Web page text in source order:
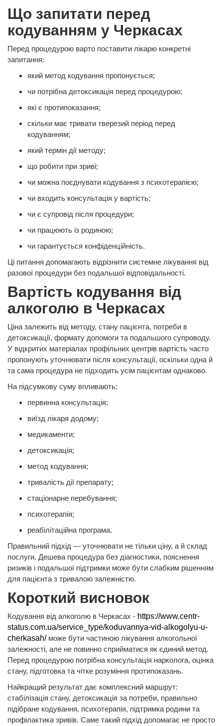
Що запитати перед
кодуванням у Черкасах
Перед процедурою варто поставити лікарю конкретні
запитання:
який метод кодування пропонується;
чи потрібна детоксикація перед процедурою;
які є протипоказання;
скільки має тривати тверезий період перед
кодуванням;
який термін дії методу;
що робити при зриві;
чи можна поєднувати кодування з психотерапією;
чи входить консультація у вартість;
чи є супровід після процедури;
чи працюють із родиною;
чи гарантується конфіденційність.
Ці питання допомагають відрізнити системне лікування від
разової процедури без подальшої відповідальності.
Вартість кодування від
алкоголю в Черкасах
Ціна залежить від методу, стану пацієнта, потреби в
детоксикації, формату допомоги та подальшого супроводу.
У відкритих матеріалах профільних центрів вартість часто
пропонують уточнювати після консультації, оскільки одна й
та сама процедура не підходить усім пацієнтам однаково.
На підсумкову суму впливають:
первинна консультація;
виїзд лікаря додому;
медикаменти;
детоксикація;
метод кодування;
тривалість дії препарату;
стаціонарне перебування;
психотерапія;
реабілітаційна програма.
Правильний підхід — уточнювати не тільки ціну, а й склад
послуги. Дешева процедура без діагностики, пояснення
ризиків і подальшої підтримки може бути слабким рішенням
для пацієнта з тривалою залежністю.
Короткий висновок
Кодування від алкоголю в Черкасах - https://www.centr-
status.com.ua/service_type/koduvannya-vid-alkogolyu-u-
cherkasah/може бути частиною лікування алкогольної
залежності, але не повинно сприйматися як єдиний метод.
Перед процедурою потрібна консультація нарколога, оцінка
стану, підготовка та чітке розуміння протипоказань.
Найкращий результат дає комплексний маршрут:
стабілізація стану, детоксикація за потреби, правильно
підібране кодування, психотерапія, підтримка родини та
профілактика зривів. Саме такий підхід допомагає не просто